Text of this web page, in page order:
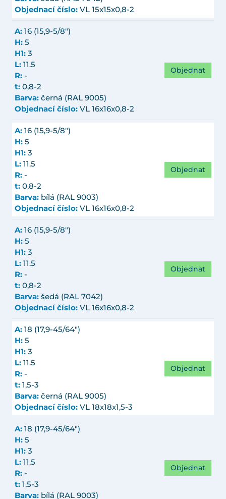
Objednací číslo: VL 15x15x0,8-2
A: 16 (15,9-5/8")
H: 5
H1: 3
L: 11.5
R: -
t: 0,8-2
Barva: černá (RAL 9005)
Objednací číslo: VL 16x16x0,8-2
Objednat
A: 16 (15,9-5/8")
H: 5
H1: 3
L: 11.5
R: -
t: 0,8-2
Barva: bílá (RAL 9003)
Objednací číslo: VL 16x16x0,8-2
Objednat
A: 16 (15,9-5/8")
H: 5
H1: 3
L: 11.5
R: -
t: 0,8-2
Barva: šedá (RAL 7042)
Objednací číslo: VL 16x16x0,8-2
Objednat
A: 18 (17,9-45/64")
H: 5
H1: 3
L: 11.5
R: -
t: 1,5-3
Barva: černá (RAL 9005)
Objednací číslo: VL 18x18x1,5-3
Objednat
A: 18 (17,9-45/64")
H: 5
H1: 3
L: 11.5
R: -
t: 1,5-3
Barva: bílá (RAL 9003)
Objednat